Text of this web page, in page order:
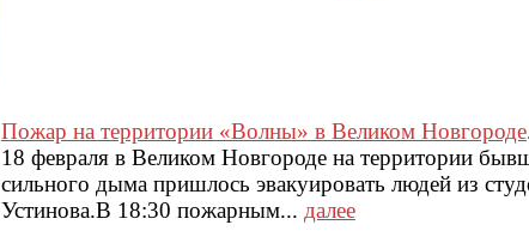
Пожар на территории «Волны» в Великом Новгороде
18 февраля в Великом Новгороде на территории
сильного дыма пришлось эвакуировать людей из
Устинова.В 18:30 пожарным... далее